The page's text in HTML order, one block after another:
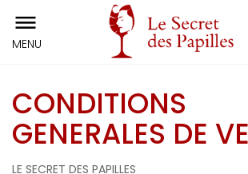
dehaze
MENU
CONDITIONS
GENERALES DE
LE SECRET DES PAPILLES